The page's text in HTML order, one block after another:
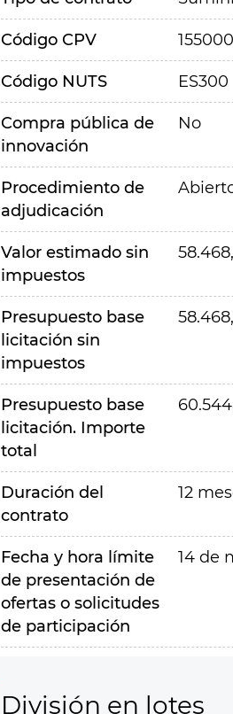
Código CPV
Código NUTS ES300
Compra pública de
innovación
No
Procedimiento de
adjudicación
Valor estimado sin
impuestos
Presupuesto base
licitación sin
impuestos
Presupuesto base
licitación. Importe
total
Duración del
contrato
12
Fecha y hora límite
de presentación de
ofertas o solicitudes
de participación
14 de
División en lotes